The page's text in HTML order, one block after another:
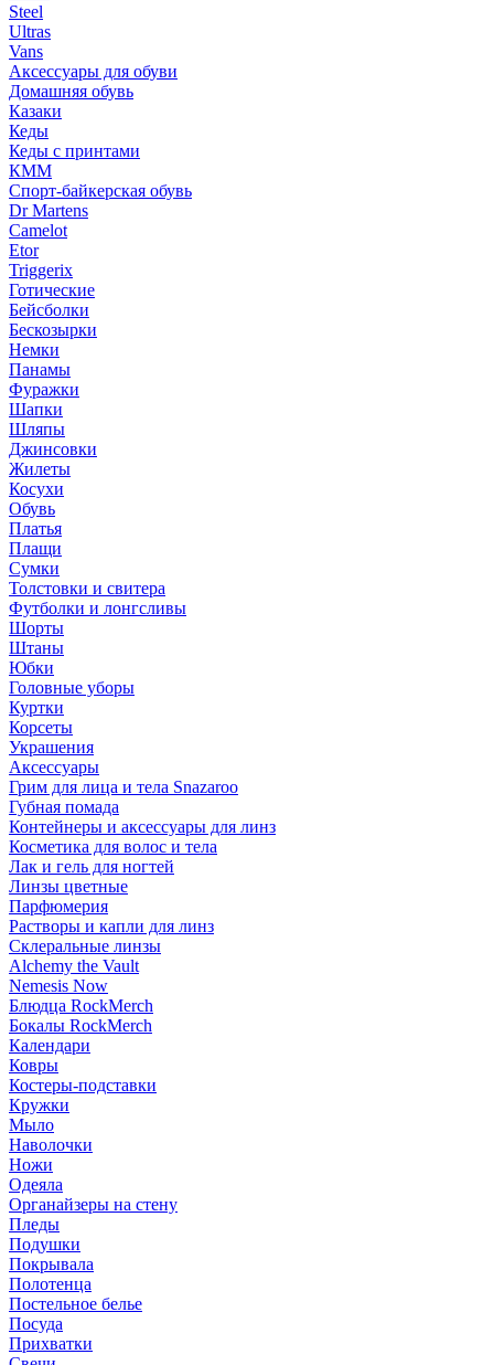
Steel
Ultras
Vans
Аксессуары для обуви
Домашняя обувь
Казаки
Кеды
Кеды с принтами
КММ
Спорт-байкерская обувь
Dr Martens
Camelot
Etor
Triggerix
Готические
Бейсболки
Бескозырки
Немки
Панамы
Фуражки
Шапки
Шляпы
Джинсовки
Жилеты
Косухи
Обувь
Платья
Плащи
Сумки
Толстовки и свитера
Футболки и лонгсливы
Шорты
Штаны
Юбки
Головные уборы
Куртки
Корсеты
Украшения
Аксессуары
Грим для лица и тела Snazaroo
Губная помада
Контейнеры и аксессуары для линз
Косметика для волос и тела
Лак и гель для ногтей
Линзы цветные
Парфюмерия
Растворы и капли для линз
Склеральные линзы
Alchemy the Vault
Nemesis Now
Блюдца RockMerch
Бокалы RockMerch
Календари
Ковры
Костеры-подставки
Кружки
Мыло
Наволочки
Ножи
Одеяла
Органайзеры на стену
Пледы
Подушки
Покрывала
Полотенца
Постельное белье
Посуда
Прихватки